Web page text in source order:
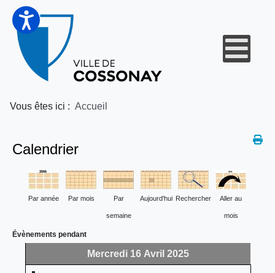
Vous êtes ici : Accueil
Calendrier
Par année Par mois Par
semaine
Aujourd'hui Rechercher Aller au
mois
Évènements pendant
Mercredi 16 Avril 2025